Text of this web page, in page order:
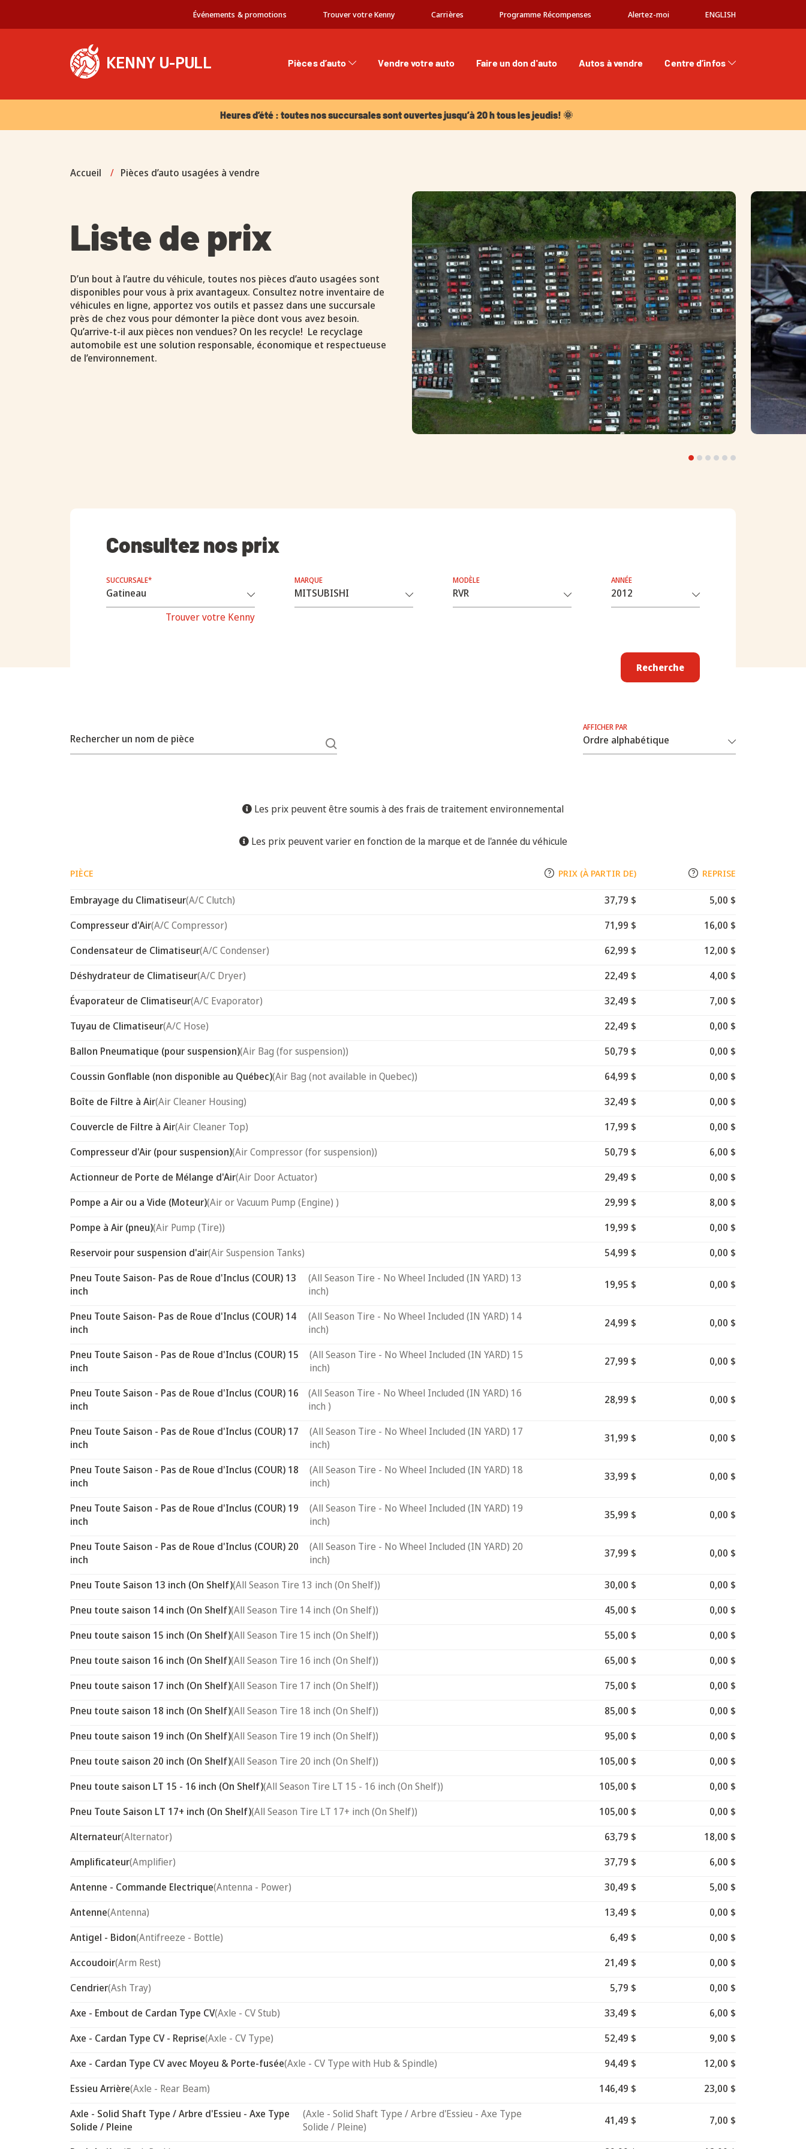
Événements & promotions Trouver votre Kenny Carrières Programme Récompenses Alertez-moi ENGLISH
Pièces d’auto Vendre votre auto Faire un don d'auto Autos à vendre
Centre d’infos
Heures d’été : toutes nos succursales sont ouvertes jusqu’à 20 h tous les jeudis! 🌞
Accueil / Pièces d’auto usagées à vendre
Liste de prix
D’un bout à l’autre du véhicule, toutes nos pièces d’auto usagées sont
disponibles pour vous à prix avantageux. Consultez notre inventaire de
véhicules en ligne, apportez vos outils et passez dans une succursale
près de chez vous pour démonter la pièce dont vous avez besoin.
Qu’arrive-t-il aux pièces non vendues? On les recycle! Le recyclage
automobile est une solution responsable, économique et respectueuse
de l’environnement.
Consultez nos prix
SUCCURSALE*
Trouver votre Kenny
MARQUE MODÈLE ANNÉE
Recherche
Rechercher un nom de pièce
AFFICHER PAR
Les prix peuvent être soumis à des frais de traitement environnemental
Les prix peuvent varier en fonction de la marque et de l'année du véhicule
PIÈCE PRIX (À PARTIR DE) REPRISE
Embrayage du Climatiseur(A/C Clutch) 37,79 $
5,00 $
Compresseur d'Air(A/C Compressor) 71,99 $
16,00 $
Condensateur de Climatiseur(A/C Condenser) 62,99 $
12,00 $
Déshydrateur de Climatiseur(A/C Dryer) 22,49 $
4,00 $
Évaporateur de Climatiseur(A/C Evaporator) 32,49 $
7,00 $
Tuyau de Climatiseur(A/C Hose) 22,49 $
0,00 $
Ballon Pneumatique (pour suspension)(Air Bag (for suspension)) 50,79 $
0,00 $
Coussin Gonflable (non disponible au Québec)(Air Bag (not available in Quebec)) 64,99 $
0,00 $
Boîte de Filtre à Air(Air Cleaner Housing) 32,49 $
0,00 $
Couvercle de Filtre à Air(Air Cleaner Top) 17,99 $
0,00 $
Compresseur d'Air (pour suspension)(Air Compressor (for suspension)) 50,79 $
6,00 $
Actionneur de Porte de Mélange d'Air(Air Door Actuator) 29,49 $
0,00 $
Pompe a Air ou a Vide (Moteur)(Air or Vacuum Pump (Engine) ) 29,99 $
8,00 $
Pompe à Air (pneu)(Air Pump (Tire)) 19,99 $
0,00 $
Reservoir pour suspension d'air(Air Suspension Tanks) 54,99 $
0,00 $
Pneu Toute Saison- Pas de Roue d'Inclus (COUR) 13
inch
(All Season Tire - No Wheel Included (IN YARD) 13
inch)
19,95 $ 0,00 $
Pneu Toute Saison- Pas de Roue d'Inclus (COUR) 14
inch
(All Season Tire - No Wheel Included (IN YARD) 14
inch)
24,99 $ 0,00 $
Pneu Toute Saison - Pas de Roue d'Inclus (COUR) 15
inch
(All Season Tire - No Wheel Included (IN YARD) 15
inch)
27,99 $ 0,00 $
Pneu Toute Saison - Pas de Roue d'Inclus (COUR) 16
inch
(All Season Tire - No Wheel Included (IN YARD) 16
inch )
28,99 $ 0,00 $
Pneu Toute Saison - Pas de Roue d'Inclus (COUR) 17
inch
(All Season Tire - No Wheel Included (IN YARD) 17
inch)
31,99 $ 0,00 $
Pneu Toute Saison - Pas de Roue d'Inclus (COUR) 18
inch
(All Season Tire - No Wheel Included (IN YARD) 18
inch)
33,99 $ 0,00 $
Pneu Toute Saison - Pas de Roue d'Inclus (COUR) 19
inch
(All Season Tire - No Wheel Included (IN YARD) 19
inch)
35,99 $ 0,00 $
Pneu Toute Saison - Pas de Roue d'Inclus (COUR) 20
inch
(All Season Tire - No Wheel Included (IN YARD) 20
inch)
37,99 $ 0,00 $
Pneu Toute Saison 13 inch (On Shelf)(All Season Tire 13 inch (On Shelf)) 30,00 $
0,00 $
Pneu toute saison 14 inch (On Shelf)(All Season Tire 14 inch (On Shelf)) 45,00 $
0,00 $
Pneu toute saison 15 inch (On Shelf)(All Season Tire 15 inch (On Shelf)) 55,00 $
0,00 $
Pneu toute saison 16 inch (On Shelf)(All Season Tire 16 inch (On Shelf)) 65,00 $
0,00 $
Pneu toute saison 17 inch (On Shelf)(All Season Tire 17 inch (On Shelf)) 75,00 $
0,00 $
Pneu toute saison 18 inch (On Shelf)(All Season Tire 18 inch (On Shelf)) 85,00 $
0,00 $
Pneu toute saison 19 inch (On Shelf)(All Season Tire 19 inch (On Shelf)) 95,00 $
0,00 $
Pneu toute saison 20 inch (On Shelf)(All Season Tire 20 inch (On Shelf)) 105,00 $
0,00 $
Pneu toute saison LT 15 - 16 inch (On Shelf)(All Season Tire LT 15 - 16 inch (On Shelf)) 105,00 $
0,00 $
Pneu Toute Saison LT 17+ inch (On Shelf)(All Season Tire LT 17+ inch (On Shelf)) 105,00 $
0,00 $
Alternateur(Alternator) 63,79 $
18,00 $
Amplificateur(Amplifier) 37,79 $
6,00 $
Antenne - Commande Electrique(Antenna - Power) 30,49 $
5,00 $
Antenne(Antenna) 13,49 $
0,00 $
Antigel - Bidon(Antifreeze - Bottle) 6,49 $
0,00 $
Accoudoir(Arm Rest) 21,49 $
0,00 $
Cendrier(Ash Tray) 5,79 $
0,00 $
Axe - Embout de Cardan Type CV(Axle - CV Stub) 33,49 $
6,00 $
Axe - Cardan Type CV - Reprise(Axle - CV Type) 52,49 $
9,00 $
Axe - Cardan Type CV avec Moyeu & Porte-fusée(Axle - CV Type with Hub & Spindle) 94,49 $
12,00 $
Essieu Arrière(Axle - Rear Beam) 146,49 $
23,00 $
Axle - Solid Shaft Type / Arbre d'Essieu - Axe Type
Solide / Pleine
(Axle - Solid Shaft Type / Arbre d'Essieu - Axe Type
Solide / Pleine)
41,49 $ 7,00 $